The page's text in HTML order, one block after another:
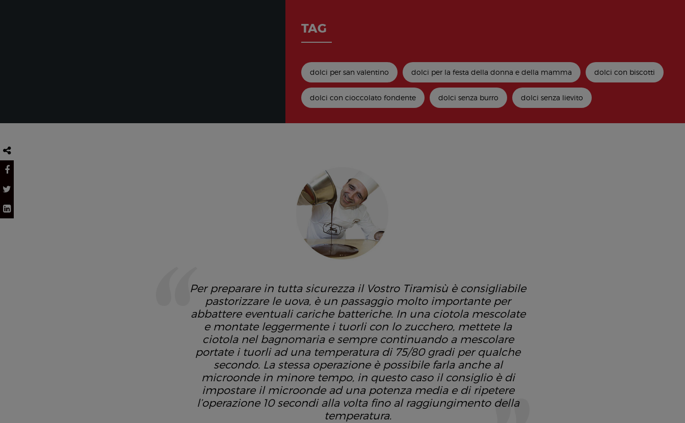
TAG
dolci per san valentino dolci per la festa della donna e della mamma dolci con biscotti
dolci con cioccolato fondente dolci senza burro dolci senza lievito
Per preparare in tutta sicurezza il Vostro Tiramisù è consigliabile
pastorizzare le uova, è un passaggio molto importante per
abbattere eventuali cariche batteriche. In una ciotola mescolate
e montate leggermente i tuorli con lo zucchero, mettete la
ciotola nel bagnomaria e sempre continuando a mescolare
portate i tuorli ad una temperatura di 75/80 gradi per qualche
secondo. La stessa operazione è possibile farla anche al
microonde in minore tempo, in questo caso il consiglio è di
impostare il microonde ad una potenza media e di ripetere
l’operazione 10 secondi alla volta fino al raggiungimento della
temperatura.